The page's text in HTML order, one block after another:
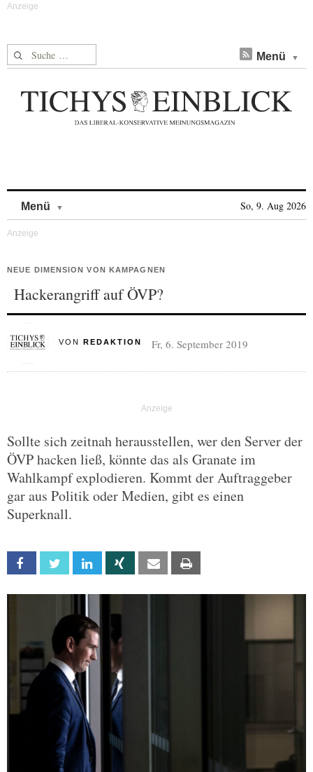
Suche nach: Menü
Menü So, 9. Aug 2026
NEUE DIMENSION VON KAMPAGNEN
Hackerangriff auf ÖVP?
VON REDAKTION Fr, 6. September 2019
Sollte sich zeitnah herausstellen, wer den Server der
ÖVP hacken ließ, könnte das als Granate im
Wahlkampf explodieren. Kommt der Auftraggeber
gar aus Politik oder Medien, gibt es einen
Superknall.
Facebook Twitter Linkedin Xing Email